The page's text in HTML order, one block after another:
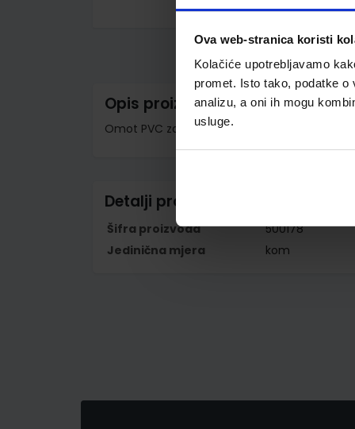
Ova web-stranica koristi
Kolačiće upotrebljavamo
promet. Isto tako, podatke
analizu, a oni ih mogu
usluge.
gallery
Opis proizvoda
Omot PVC za školske udžbenike; dimenzije
Detalji proizvoda
Šifra proizvoda
500178
Jedinična mjera
kom